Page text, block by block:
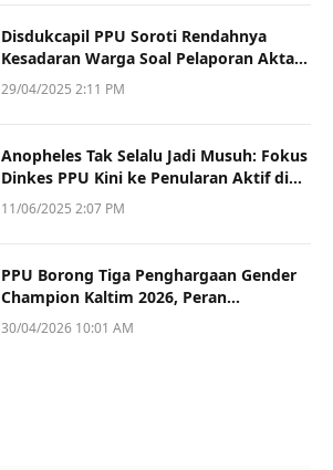
Disdukcapil PPU Soroti Rendahnya
Kesadaran Warga Soal Pelaporan Akta
Kematian
29/04/2025 2:11 PM
Anopheles Tak Selalu Jadi Musuh: Fokus
Dinkes PPU Kini ke Penularan Aktif di
Sotek
11/06/2025 2:07 PM
PPU Borong Tiga Penghargaan Gender
Champion Kaltim 2026, Peran
Perempuan Jadi Sorotan
30/04/2026 10:01 AM